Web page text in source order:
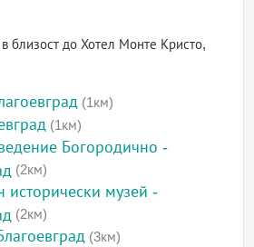
близост до Хотел Монте Кристо,
(1км)
(1км)
Богородично -
(2км)
исторически музей -
(2км)
(3км)